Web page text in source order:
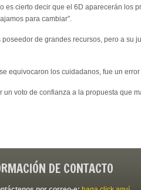
es cierto decir que el 6D aparecerán los
para cambiar”.
de grandes recursos, pero a su
equivocaron los cuidadanos, fue un error
voto de confianza a la propuesta que
DE CONTACTO